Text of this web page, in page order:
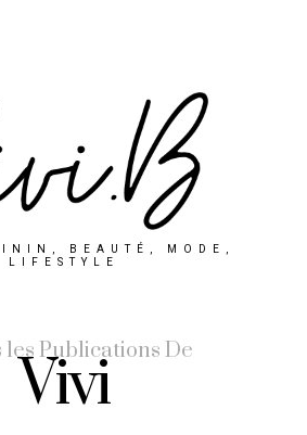
BEAUTÉ, MODE,
LIFESTYLE
les Publications De
Vivi